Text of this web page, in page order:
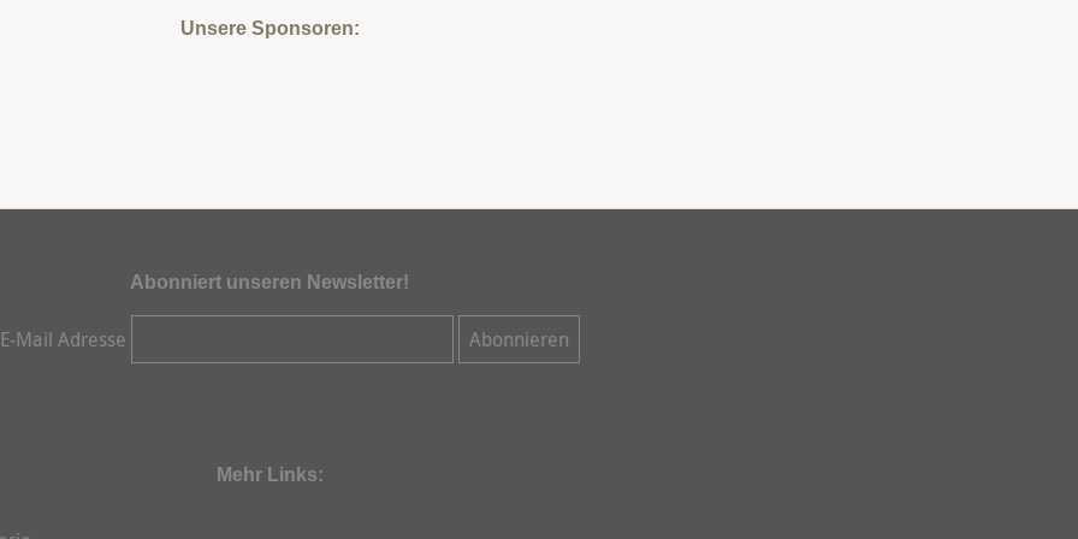
Unsere Sponsoren:
Abonniert unseren Newsletter!
Mail Adresse
Mehr Links: